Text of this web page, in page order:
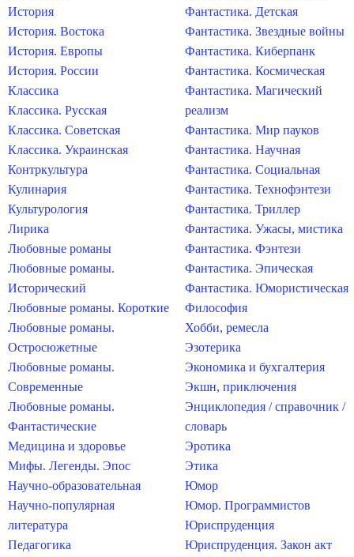
История
История. Востока
История. Европы
История. России
Классика
Классика. Русская
Классика. Советская
Классика. Украинская
Контркультура
Кулинария
Культурология
Лирика
Любовные романы
Любовные романы.
Исторический
Любовные романы. Короткие
Любовные романы.
Остросюжетные
Любовные романы.
Современные
Любовные романы.
Фантастические
Медицина и здоровье
Мифы. Легенды. Эпос
Научно-образовательная
Научно-популярная
литература
Педагогика
Фантастика. Детская
Фантастика. Звездные войны
Фантастика. Киберпанк
Фантастика. Космическая
Фантастика. Магический
реализм
Фантастика. Мир пауков
Фантастика. Научная
Фантастика. Социальная
Фантастика. Технофэнтези
Фантастика. Триллер
Фантастика. Ужасы, мистика
Фантастика. Фэнтези
Фантастика. Эпическая
Фантастика. Юмористическая
Философия
Хобби, ремесла
Эзотерика
Экономика и бухгалтерия
Экшн, приключения
Энциклопедия / справочник /
словарь
Эротика
Этика
Юмор
Юмор. Программистов
Юриспруденция
Юриспруденция. Закон акт